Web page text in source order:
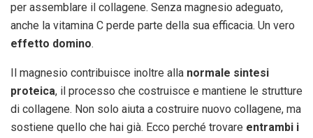
per assemblare il collagene. Senza magnesio adeguato,
anche la vitamina C perde parte della sua efficacia. Un vero
effetto domino.
Il magnesio contribuisce inoltre alla normale sintesi
proteica, il processo che costruisce e mantiene le strutture
di collagene. Non solo aiuta a costruire nuovo collagene, ma
sostiene quello che hai già. Ecco perché trovare entrambi i